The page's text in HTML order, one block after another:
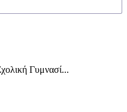
Γυμνασί...